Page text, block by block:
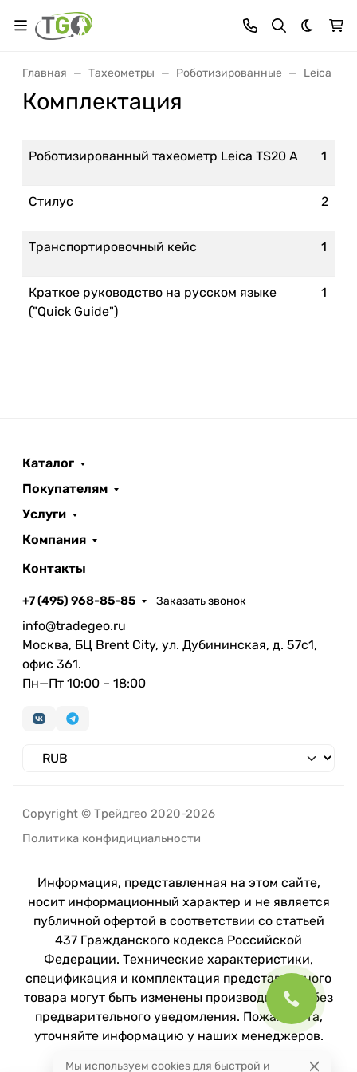
Темная
Главная Тахеометры Роботизированные Leica
Комплектация
Роботизированный тахеометр Leica TS20 A 1
Стилус 2
Транспортировочный кейс 1
Краткое руководство на русском языке
("Quick Guide")
1
Каталог
Покупателям
Услуги
Компания
Контакты
+7 (495) 968-85-85 Заказать звонок
info@tradegeo.ru
Москва, БЦ Brent City, ул. Дубининская, д. 57с1,
офис 361.
Пн—Пт 10:00 – 18:00
Copyright © Трейдгео 2020-2026
Политика конфидициальности
Информация, представленная на этом сайте,
носит информационный характер и не является
публичной офертой в соответствии со статьей
437 Гражданского кодекса Российской
Федерации. Технические характеристики,
спецификация и комплектация представленного
товара могут быть изменены производителем без
предварительного уведомления. Пожалуйста,
уточняйте информацию у наших менеджеров.
Мы используем cookies для быстрой и